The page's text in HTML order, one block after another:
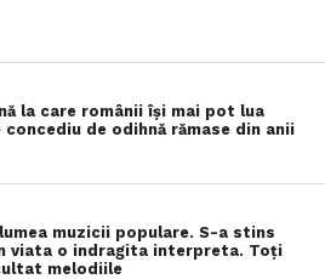
la care românii îşi mai pot lua
concediu de odihnă rămase din anii
muzicii populare. S-a stins
viata o indragita interpreta. Toți
melodiile